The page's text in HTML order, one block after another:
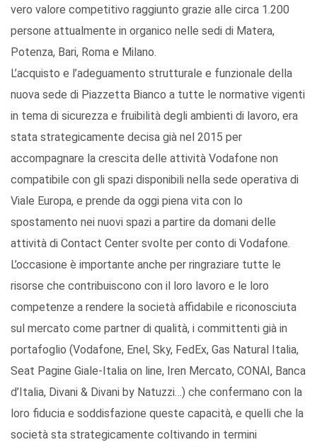
vero valore competitivo raggiunto grazie alle circa 1.200
persone attualmente in organico nelle sedi di Matera,
Potenza, Bari, Roma e Milano.
L’acquisto e l’adeguamento strutturale e funzionale della
nuova sede di Piazzetta Bianco a tutte le normative vigenti
in tema di sicurezza e fruibilità degli ambienti di lavoro, era
stata strategicamente decisa già nel 2015 per
accompagnare la crescita delle attività Vodafone non
compatibile con gli spazi disponibili nella sede operativa di
Viale Europa, e prende da oggi piena vita con lo
spostamento nei nuovi spazi a partire da domani delle
attività di Contact Center svolte per conto di Vodafone.
L’occasione è importante anche per ringraziare tutte le
risorse che contribuiscono con il loro lavoro e le loro
competenze a rendere la società affidabile e riconosciuta
sul mercato come partner di qualità, i committenti già in
portafoglio (Vodafone, Enel, Sky, FedEx, Gas Natural Italia,
Seat Pagine Giale-Italia on line, Iren Mercato, CONAI, Banca
d’Italia, Divani & Divani by Natuzzi…) che confermano con la
loro fiducia e soddisfazione queste capacità, e quelli che la
società sta strategicamente coltivando in termini